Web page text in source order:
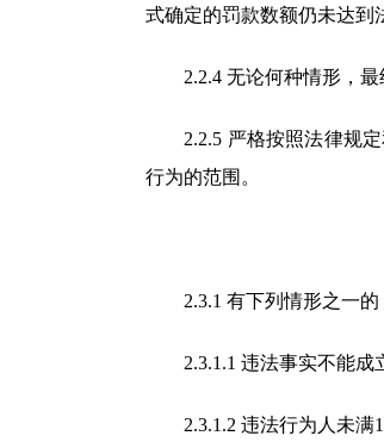
式确定的罚款数额仍未达到
2.2.4 无论何种情形，最
2.2.5 严格按照法律规定
行为的范围。
2.3.1 有下列情形之一的
2.3.1.1 违法事实不能成
2.3.1.2 违法行为人未满